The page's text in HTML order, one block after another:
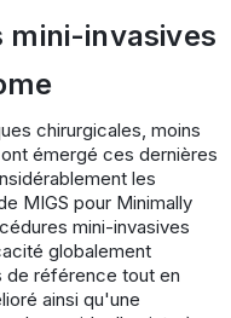
mini-invasives
chirurgicales, moins
émergé ces dernières
les
MIGS pour Minimally
mini-invasives
globalement
de référence tout en
ainsi qu'une